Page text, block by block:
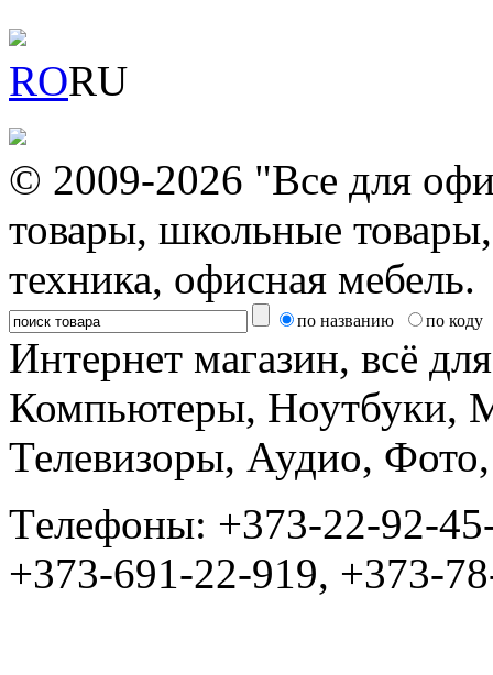
RORU
© 2009-2026 "Все для
товары, школьные
техника, офисная мебель.
по названию по коду
Интернет магазин, всё
Компьютеры, Ноутбуки,
Телевизоры, Аудио,
Tелефоны: +373-22-92-
+373-691-22-919, +373-